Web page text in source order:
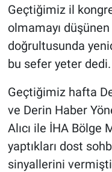
Geçtiğimiz il
olmamayı
doğrultusunda
bu sefer yeter dedi.
Geçtiğimiz hafta
ve Derin Haber
Alıcı ile İHA Bölge
yaptıkları dost
sinyallerini